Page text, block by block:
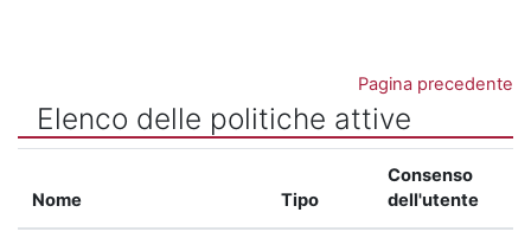
Pagina precedente
Elenco delle politiche attive
Nome Tipo
Consenso
dell'utente